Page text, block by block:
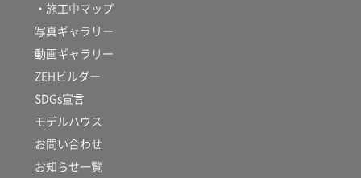
・施工中マップ
写真ギャラリー
動画ギャラリー
ZEHビルダー
SDGs宣言
モデルハウス
お問い合わせ
お知らせ一覧